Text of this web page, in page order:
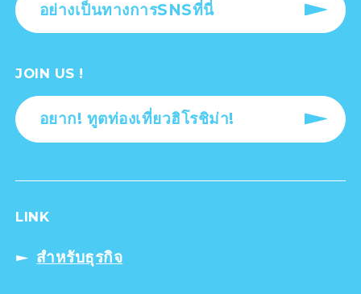
อย่างเป็นทางการSNSที่นี่
JOIN US !
อยาก! ทูตท่องเที่ยวฮิโรชิม่า!
LINK
สำหรับธุรกิจ